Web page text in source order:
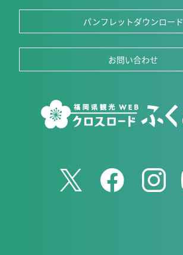
パンフレットダウンロード
お問い合わせ